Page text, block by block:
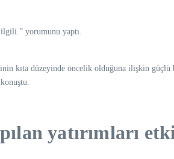
yorumunu yaptı.
kıta düzeyinde öncelik olduğuna ilişkin
yatırımları